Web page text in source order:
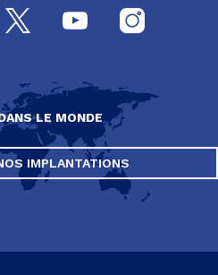
LE MONDE
IMPLANTATIONS